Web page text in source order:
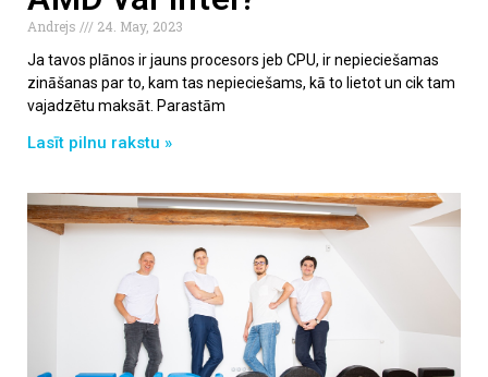
Andrejs
24. May, 2023
Ja tavos plānos ir jauns procesors jeb CPU, ir nepieciešamas
zināšanas par to, kam tas nepieciešams, kā to lietot un cik tam
vajadzētu maksāt. Parastām
Lasīt pilnu rakstu »